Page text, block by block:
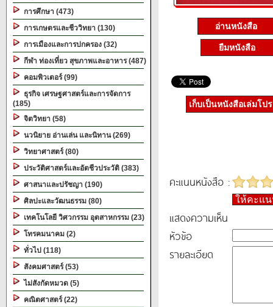
การศึกษา (473)
การเกษตรและชีววิทยา (130)
การเมืองและการปกครอง (32)
กีฬา ท่องเที่ยว สุขภาพและอาหาร (487)
คอมพิวเตอร์ (99)
ธุรกิจ เศรษฐศาสตร์และการจัดการ
(185)
จิตวิทยา (58)
นวนิยาย อ่านเล่น และนิทาน (269)
วิทยาศาสตร์ (80)
ประวัติศาสตร์และอัตชีวประวัติ (383)
ศาสนาและปรัชญา (190)
ศิลปะและวัฒนธรรม (80)
เทคโนโลยี วิศวกรรม อุตสาหกรรม (23)
โทรคมนาคม (2)
ทั่วไป (118)
สังคมศาสตร์ (53)
ไม่สังกัดหมวด (5)
คณิตศาสตร์ (22)
อ่านหนังสือ
ยืมหนังสือ
เก็บเป็นหนังสือเล่มโป
คะแนนหนังสือ :
ให้คะแ
แสดงความเห็น
หัวข้อ
รายละเอียด